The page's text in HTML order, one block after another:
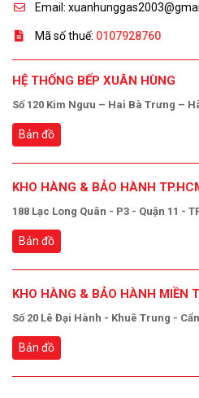
Email:
Mã số thuế: 0107928760
HỆ THỐNG BẾP XUÂN HÙNG
Số 120 Kim Ngưu – Hai Bà Trưng –
Bản đồ
KHO HÀNG & BẢO HÀNH
188 Lạc Long Quân - P3 - Quận 11 -
Bản đồ
KHO HÀNG & BẢO HÀNH MIỀN
Số 20 Lê Đại Hành - Khuê Trung -
Bản đồ